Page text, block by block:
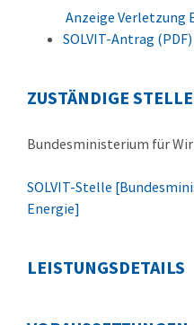
Anzeige Verletzung
SOLVIT-Antrag (PDF)
ZUSTÄNDIGE STELLE
Bundesministerium für
SOLVIT-Stelle
Energie]
LEISTUNGSDETAILS